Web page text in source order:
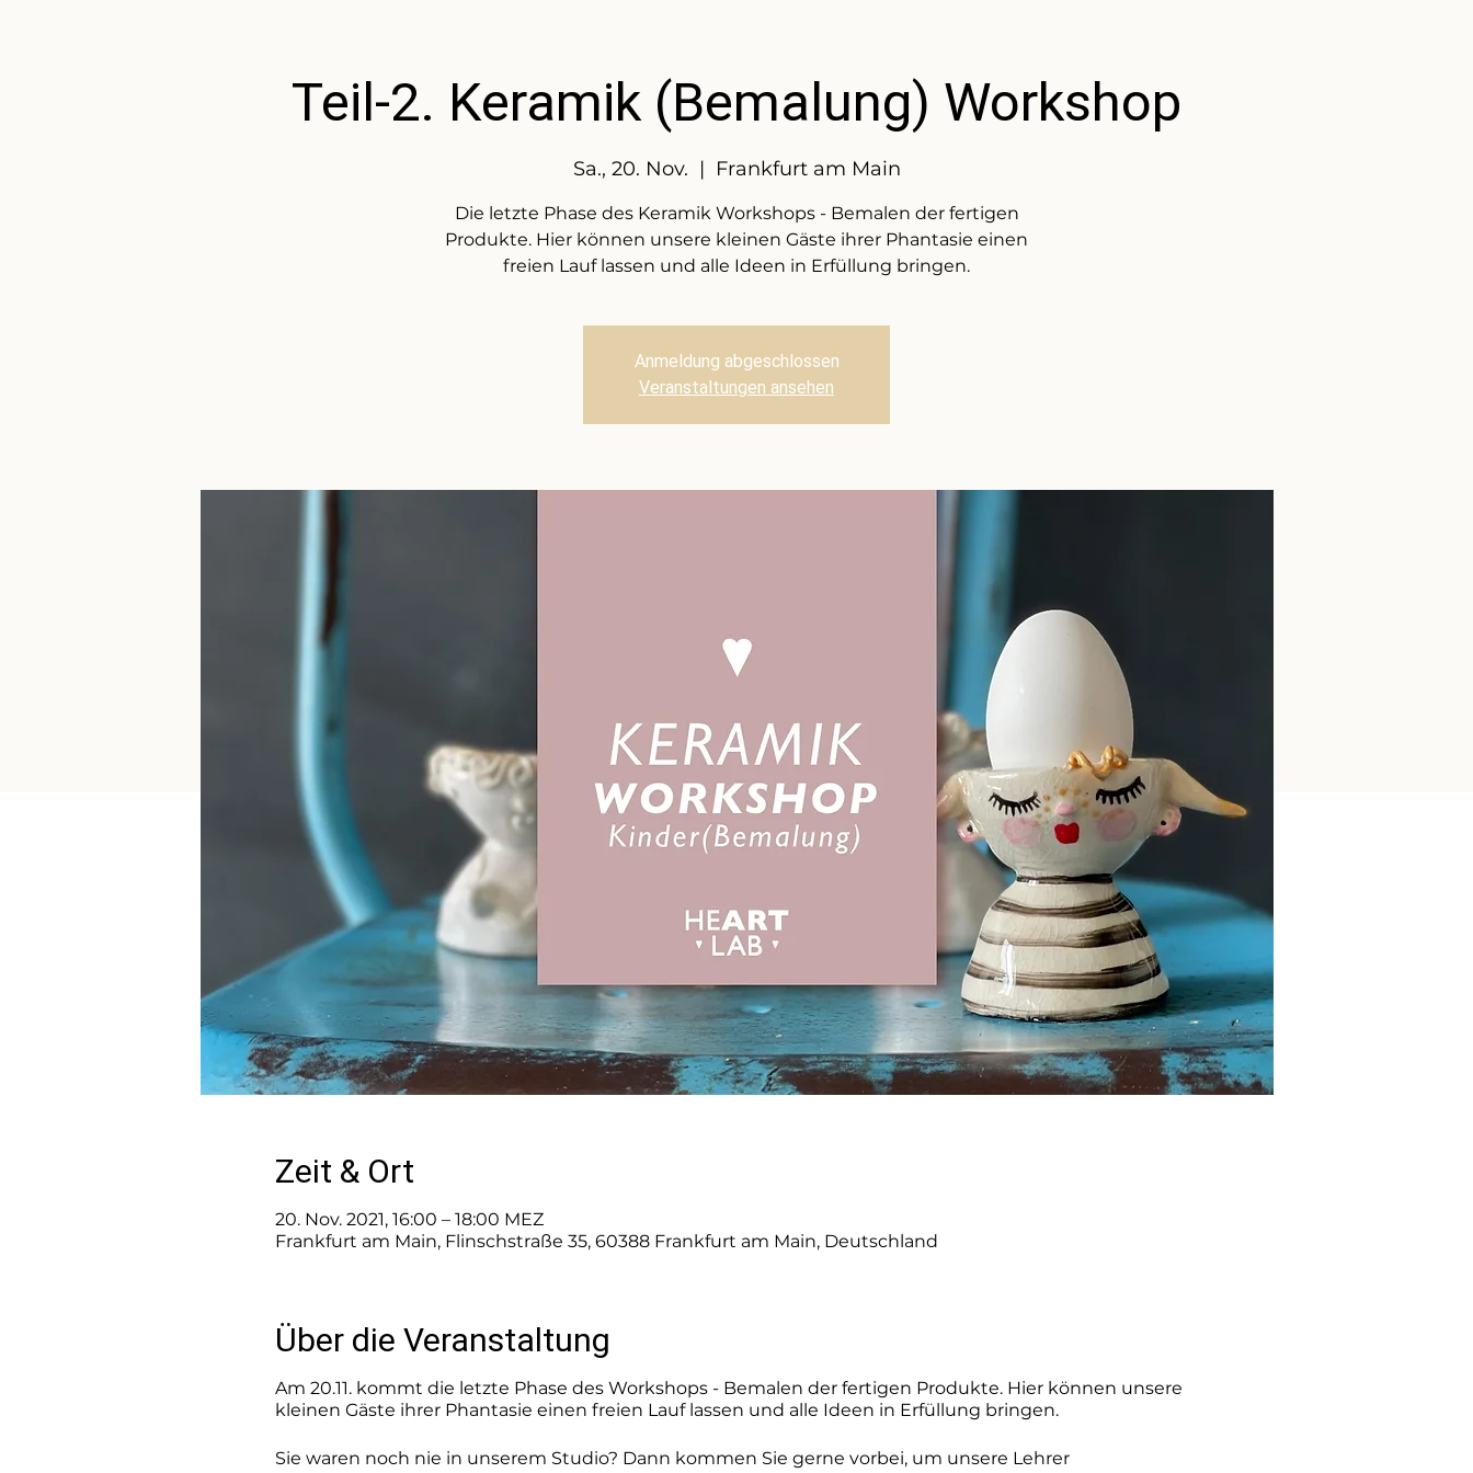
Teil-2. Keramik (Bemalung) Workshop
Sa., 20. Nov.
  |
Frankfurt am Main
Die letzte Phase des Keramik Workshops - Bemalen der fertigen
Produkte. Hier können unsere kleinen Gäste ihrer Phantasie einen
freien Lauf lassen und alle Ideen in Erfüllung bringen.
Anmeldung abgeschlossen
Veranstaltungen ansehen
Zeit & Ort
20. Nov. 2021, 16:00 – 18:00 MEZ
Frankfurt am Main, Flinschstraße 35, 60388 Frankfurt am Main, Deutschland
Über die Veranstaltung
Am 20.11. kommt die letzte Phase des Workshops - Bemalen der fertigen Produkte. Hier können unsere
kleinen Gäste ihrer Phantasie einen freien Lauf lassen und alle Ideen in Erfüllung bringen.
Sie waren noch nie in unserem Studio? Dann kommen Sie gerne vorbei, um unsere Lehrer